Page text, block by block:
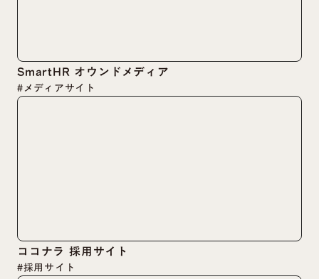
SmartHR オウンドメディア
#メディアサイト
ココナラ 採用サイト
#採用サイト